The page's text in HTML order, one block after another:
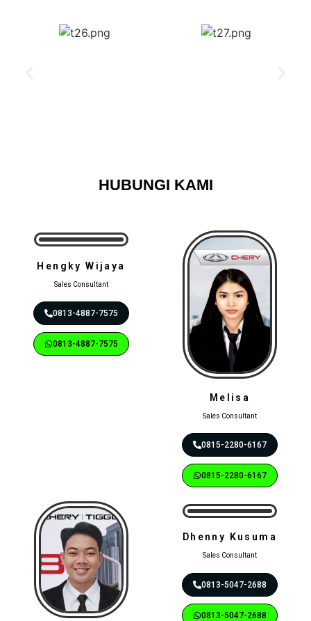
HUBUNGI KAMI
Hengky Wijaya
Sales Consultant
0813-4887-7575
0813-4887-7575
Melisa
Sales Consultant
0815-2280-6167
0815-2280-6167
Dhenny Kusuma
Sales Consultant
0813-5047-2688
0813-5047-2688